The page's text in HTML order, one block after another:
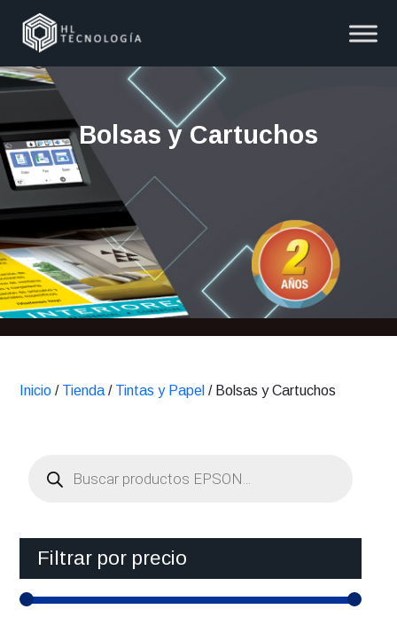
Bolsas y Cartuchos
Inicio / Tienda / Tintas y Papel / Bolsas y Cartuchos
productos
Filtrar por precio